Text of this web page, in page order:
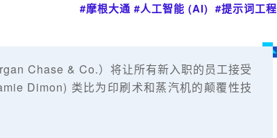
#摩根大通 #人工智能 (AI) #提示词工程
Chase & Co.）将让所有新入职的员工接受
Dimon) 类比为印刷术和蒸汽机的颠覆性技